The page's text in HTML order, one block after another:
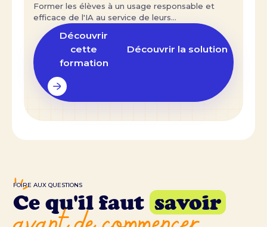
Former les élèves à un usage responsable et
efficace de l'IA au service de leurs
apprentissages.
Découvrir
cette
formation
Découvrir la solution
FOIRE AUX QUESTIONS
Ce qu'il fautsavoir